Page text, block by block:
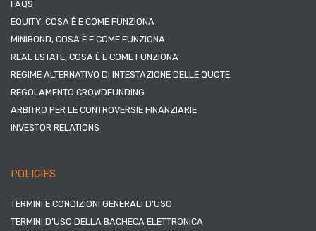
FAQS
EQUITY, COSA È E COME FUNZIONA
MINIBOND, COSA È E COME FUNZIONA
REAL ESTATE, COSA È E COME FUNZIONA
REGIME ALTERNATIVO DI INTESTAZIONE DELLE QUOTE
REGOLAMENTO CROWDFUNDING
ARBITRO PER LE CONTROVERSIE FINANZIARIE
INVESTOR RELATIONS
POLICIES
TERMINI E CONDIZIONI GENERALI D’USO
TERMINI D’USO DELLA BACHECA ELETTRONICA